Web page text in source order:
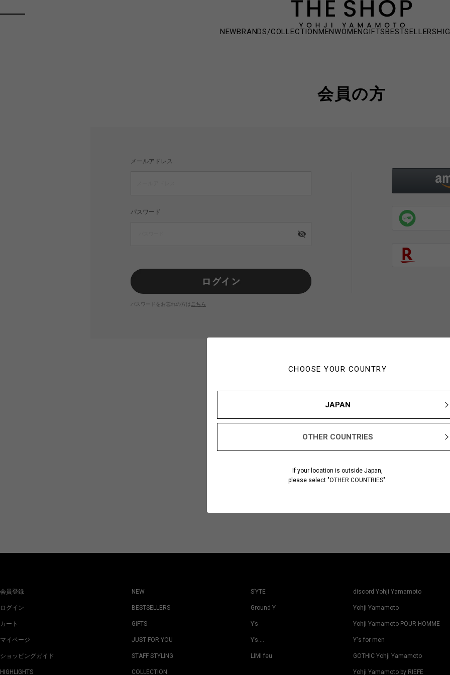
CHOOSE YOUR COUNTRY
JAPAN
OTHER COUNTRIES
If your location is outside Japan,
please select "OTHER COUNTRIES".
NEWBRANDS/COLLECTIONMENWOMENGIFTSBESTSELLERS
会員の方
メールアドレス
パスワード
visibility_off
パスワードをお忘れの方は こちら
初めてご利用の方・会員以
会員登録
ログイン
カート
マイページ
ショッピングガイド
HIGHLIGHTS
NEW
BESTSELLERS
GIFTS
JUST FOR YOU
STAFF STYLING
COLLECTION
S’YTE
Ground Y
Y’s
Y’s….
LIMI feu
discord Yohji Yamamoto
Yohji Yamamoto
Yohji Yamamoto POUR HOMME
Y's for men
GOTHIC Yohji Yamamoto
Yohji Yamamoto by RIEFE